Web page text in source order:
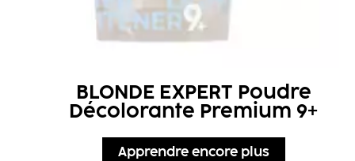
BLONDE EXPERT Poudre
Décolorante Premium 9+
Apprendre encore plus